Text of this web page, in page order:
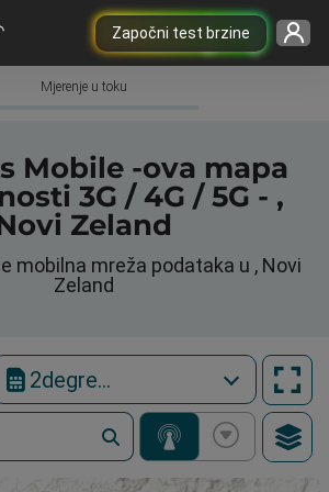
Započni test brzine
Mjerenje u toku
Mobile -ova mapa
3G / 4G / 5G - ,
Zeland
mobilna mreža podataka u , Novi
Zeland
2degrees Mobile